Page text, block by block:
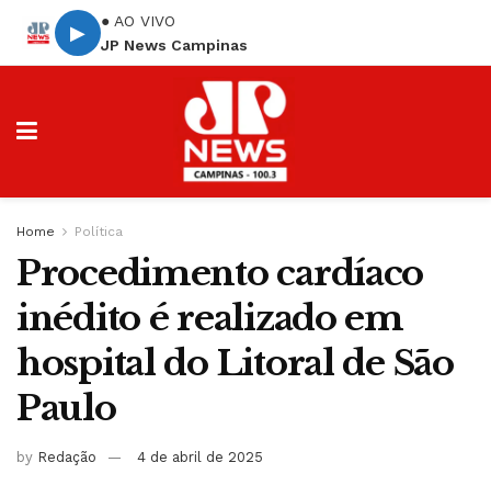
▶
● AO VIVO
JP News Campinas
Home Política
Procedimento cardíaco
inédito é realizado em
hospital do Litoral de São
Paulo
by Redação 4 de abril de 2025